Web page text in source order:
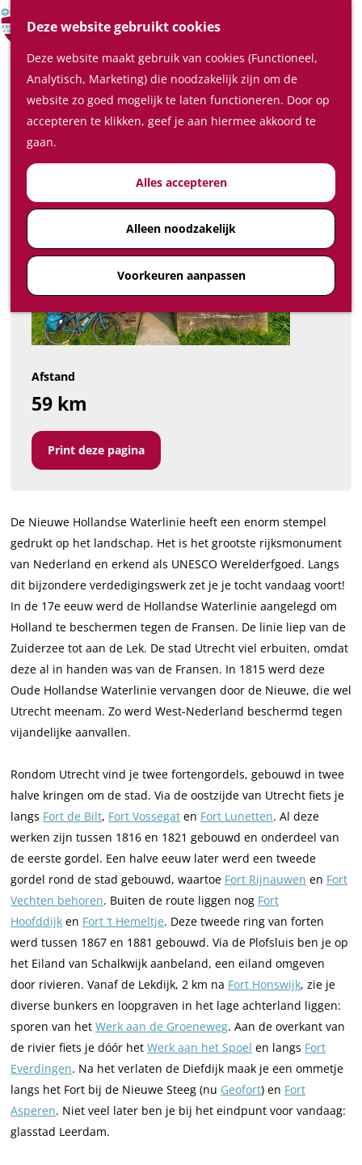
Deze website gebruikt cookies
Deze website maakt gebruik van cookies (Functioneel,
Analytisch, Marketing) die noodzakelijk zijn om de
website zo goed mogelijk te laten functioneren. Door op
accepteren te klikken, geef je aan hiermee akkoord te
gaan.
Alles accepteren
Alleen noodzakelijk
Voorkeuren aanpassen
Z
e
k
e
n
M
e
n
u
In de regio
Plan je bezoek
Waar te slapen
Waar te eten en drinken
Hoe kom ik in de Kromme
Rijnstreek
Feest-, vergader- en
congreslocaties
Diensten
LF Waterlinieroute 5 Utrecht - Leerdam
Download GPX
Afstand
59 km
Print deze pagina
De Nieuwe Hollandse Waterlinie heeft een enorm stempel
gedrukt op het landschap. Het is het grootste rijksmonument
van Nederland en erkend als UNESCO Werelderfgoed. Langs
dit bijzondere verdedigingswerk zet je je tocht vandaag voort!
In de 17e eeuw werd de Hollandse Waterlinie aangelegd om
Holland te beschermen tegen de Fransen. De linie liep van de
Zuiderzee tot aan de Lek. De stad Utrecht viel erbuiten, omdat
deze al in handen was van de Fransen. In 1815 werd deze
Oude Hollandse Waterlinie vervangen door de Nieuwe, die wel
Utrecht meenam. Zo werd West-Nederland beschermd tegen
vijandelijke aanvallen.
Rondom Utrecht vind je twee fortengordels, gebouwd in twee
halve kringen om de stad. Via de oostzijde van Utrecht fiets je
langs Fort de Bilt, Fort Vossegat en Fort Lunetten. Al deze
werken zijn tussen 1816 en 1821 gebouwd en onderdeel van
de eerste gordel. Een halve eeuw later werd een tweede
gordel rond de stad gebouwd, waartoe Fort Rijnauwen en Fort
Vechten behoren. Buiten de route liggen nog Fort
Hoofddijk en Fort ’t Hemeltje. Deze tweede ring van forten
werd tussen 1867 en 1881 gebouwd. Via de Plofsluis ben je op
het Eiland van Schalkwijk aanbeland, een eiland omgeven
door rivieren. Vanaf de Lekdijk, 2 km na Fort Honswijk, zie je
diverse bunkers en loopgraven in het lage achterland liggen:
sporen van het Werk aan de Groeneweg. Aan de overkant van
de rivier fiets je dóór het Werk aan het Spoel en langs Fort
Everdingen. Na het verlaten de Diefdijk maak je een ommetje
langs het Fort bij de Nieuwe Steeg (nu Geofort) en Fort
Asperen. Niet veel later ben je bij het eindpunt voor vandaag:
glasstad Leerdam.